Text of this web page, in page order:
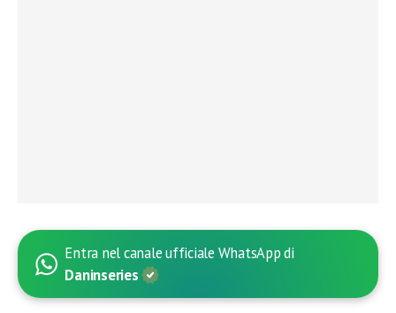
Entra nel canale ufficiale WhatsApp di
Daninseries